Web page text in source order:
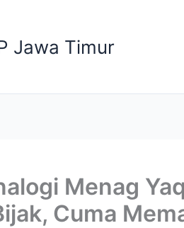
Jawa Timur
Menag
Cuma